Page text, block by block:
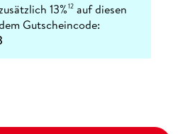
13%12 auf diesen
Gutscheincode: